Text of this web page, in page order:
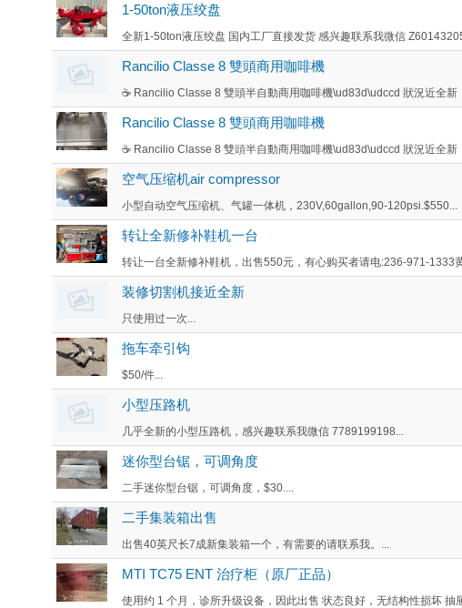
1-50ton液压绞盘
全新1-50ton液压绞盘 国内工厂直接发货 感兴趣联系我微信
Rancilio Classe 8 雙頭商用咖啡機
☕ Rancilio Classe 8 雙頭半自動商用咖啡機\ud83d\udccd 狀況近全新
Rancilio Classe 8 雙頭商用咖啡機
☕ Rancilio Classe 8 雙頭半自動商用咖啡機\ud83d\udccd 狀況近全新
空气压缩机air compressor
小型自动空气压缩机、气罐一体机，230V,60gallon,90-120psi.$550...
转让全新修补鞋机一台
转让一台全新修补鞋机，出售550元，有心购买者请电:236-971-1333黄
装修切割机接近全新
只使用过一次...
拖车牵引钩
$50/件...
小型压路机
几乎全新的小型压路机，感兴趣联系我微信 7789199198...
迷你型台锯，可调角度
二手迷你型台锯，可调角度，$30....
二手集装箱出售
出售40英尺长7成新集装箱一个，有需要的请联系我。...
MTI TC75 ENT 治疗柜（原厂正品）
使用约 1 个月，诊所升级设备，因此出售 状态良好，无结构性损坏 抽屉